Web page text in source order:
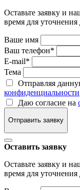
Оставьте заявку и
время для уточнения
Ваше имя
Ваш телефон*
E-mail*
Тема
Отправляя
конфиденциальности
Даю согласие на
Отправить заявку
Оставить заявку
Оставьте заявку и
время для уточнения